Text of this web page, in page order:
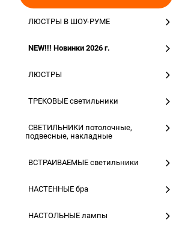
ЛЮСТРЫ В ШОУ-РУМЕ
NEW!!! Новинки 2026 г.
ЛЮСТРЫ
ТРЕКОВЫЕ светильники
СВЕТИЛЬНИКИ потолочные,
подвесные, накладные
ВСТРАИВАЕМЫЕ светильники
НАСТЕННЫЕ бра
НАСТОЛЬНЫЕ лампы